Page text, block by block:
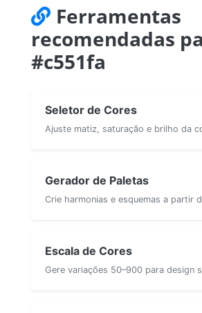
Ferramentas
recomendadas
#c551fa
Seletor de Cores
Ajuste matiz, saturação e brilho da
Gerador de Paletas
Crie harmonias e esquemas a partir
Escala de Cores
Gere variações 50–900 para design